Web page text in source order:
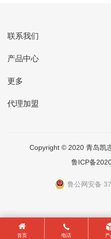
联系我们
产品中心
更多
代理加盟
Copyright © 2020 青岛凯
鲁ICP备
鲁公网安备
首页 电话 产